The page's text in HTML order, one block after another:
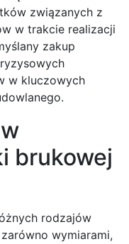
związanych z
w trakcie realizacji
zakup
w kluczowych
brukowej
rodzajów
wymiarami,